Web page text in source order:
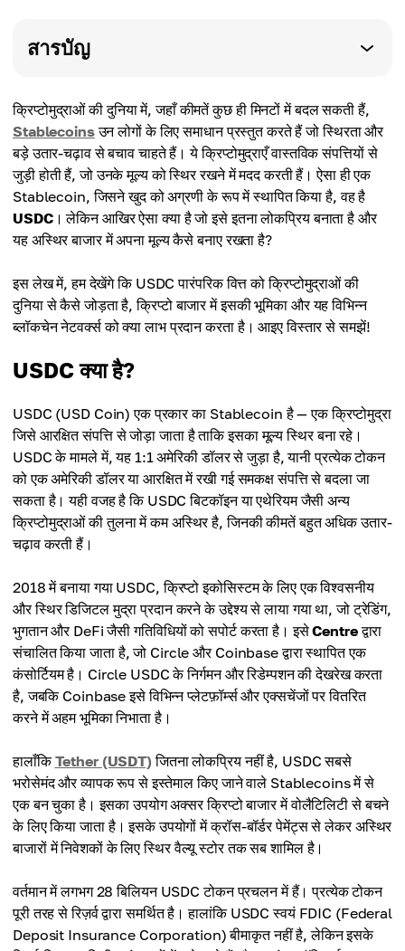
สารบัญ
क्रिप्टोमुद्राओं की दुनिया में, जहाँ कीमतें कुछ ही मिनटों में बदल सकती हैं,
Stablecoinsउन लोगों के लिए समाधान प्रस्तुत करते हैं जो स्थिरता और
बड़े उतार-चढ़ाव से बचाव चाहते हैं। ये क्रिप्टोमुद्राएँ वास्तविक संपत्तियों से
जुड़ी होती हैं, जो उनके मूल्य को स्थिर रखने में मदद करती हैं। ऐसा ही एक
Stablecoin, जिसने खुद को अग्रणी के रूप में स्थापित किया है, वह है
USDC। लेकिन आखिर ऐसा क्या है जो इसे इतना लोकप्रिय बनाता है और
यह अस्थिर बाजार में अपना मूल्य कैसे बनाए रखता है?
इस लेख में, हम देखेंगे कि USDC पारंपरिक वित्त को क्रिप्टोमुद्राओं की
दुनिया से कैसे जोड़ता है, क्रिप्टो बाजार में इसकी भूमिका और यह विभिन्न
ब्लॉकचेन नेटवर्क्स को क्या लाभ प्रदान करता है। आइए विस्तार से समझें!
USDC क्या है?
USDC (USD Coin) एक प्रकार का Stablecoin है — एक क्रिप्टोमुद्रा
जिसे आरक्षित संपत्ति से जोड़ा जाता है ताकि इसका मूल्य स्थिर बना रहे।
USDC के मामले में, यह 1:1 अमेरिकी डॉलर से जुड़ा है, यानी प्रत्येक टोकन
को एक अमेरिकी डॉलर या आरक्षित में रखी गई समकक्ष संपत्ति से बदला जा
सकता है। यही वजह है कि USDC बिटकॉइन या एथेरियम जैसी अन्य
क्रिप्टोमुद्राओं की तुलना में कम अस्थिर है, जिनकी कीमतें बहुत अधिक उतार-
चढ़ाव करती हैं।
2018 में बनाया गया USDC, क्रिप्टो इकोसिस्टम के लिए एक विश्वसनीय
और स्थिर डिजिटल मुद्रा प्रदान करने के उद्देश्य से लाया गया था, जो ट्रेडिंग,
भुगतान और DeFi जैसी गतिविधियों को सपोर्ट करता है। इसेCentreद्वारा
संचालित किया जाता है, जो Circle और Coinbase द्वारा स्थापित एक
कंसोर्टियम है। Circle USDC के निर्गमन और रिडेम्पशन की देखरेख करता
है, जबकि Coinbase इसे विभिन्न प्लेटफ़ॉर्म्स और एक्सचेंजों पर वितरित
करने में अहम भूमिका निभाता है।
हालाँकिTether (USDT) जितना लोकप्रिय नहीं है, USDC सबसे
भरोसेमंद और व्यापक रूप से इस्तेमाल किए जाने वाले Stablecoins में से
एक बन चुका है। इसका उपयोग अक्सर क्रिप्टो बाजार में वोलैटिलिटी से बचने
के लिए किया जाता है। इसके उपयोगों में क्रॉस-बॉर्डर पेमेंट्स से लेकर अस्थिर
बाजारों में निवेशकों के लिए स्थिर वैल्यू स्टोर तक सब शामिल है।
वर्तमान में लगभग 28 बिलियन USDC टोकन प्रचलन में हैं। प्रत्येक टोकन
पूरी तरह से रिज़र्व द्वारा समर्थित है। हालांकि USDC स्वयं FDIC (Federal
Deposit Insurance Corporation) बीमाकृत नहीं है, लेकिन इसके